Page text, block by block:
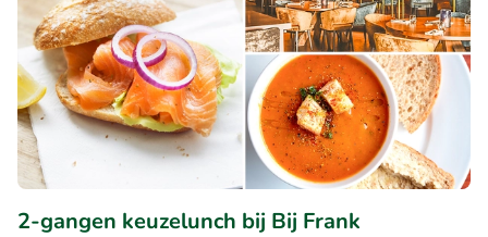
2-gangen keuzelunch bij Bij Frank